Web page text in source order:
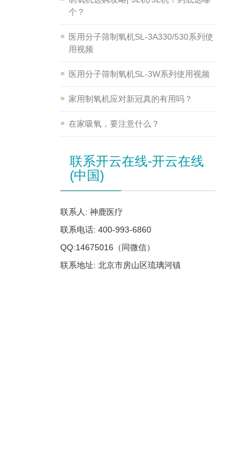
个？
医用分子筛制氧机SL-3A330/530系列使
用视频
医用分子筛制氧机SL-3W系列使用视频
家用制氧机应对新冠真的有用吗？
在家吸氧，要注意什么？
联系开云在线-开云在线
(中国)
联系人: 神鹿医疗
联系电话: 400-993-6860
QQ:14675016（同微信）
联系地址: 北京市房山区琉璃河镇